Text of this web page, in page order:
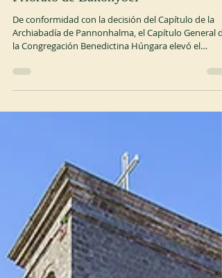
Priorato de Bakonybél
Archiabadía de Pannonhalma, el Capítulo General de
priorato conventual el 29 de mayo de 2026. Con esta
Congregación Benedictina Húngara. El 1 de junio de
2026, el Convento del Monasterio de San Mauricio
eligió al padre Izsák Zsolt Baán